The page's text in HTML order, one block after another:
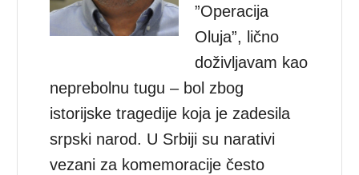
”Operacija
Oluja”, lično
doživljavam kao
neprebolnu tugu – bol zbog
istorijske tragedije koja je zadesila
srpski narod. U Srbiji su narativi
vezani za komemoracije često